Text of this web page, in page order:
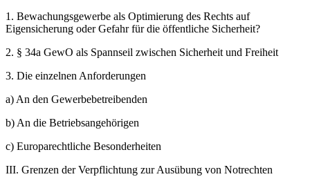
1. Bewachungsgewerbe als Optimierung des Rechts auf
Eigensicherung oder Gefahr für die öffentliche Sicherheit?
2. § 34a GewO als Spannseil zwischen Sicherheit und Freiheit
3. Die einzelnen Anforderungen
a) An den Gewerbebetreibenden
b) An die Betriebsangehörigen
c) Europarechtliche Besonderheiten
III. Grenzen der Verpflichtung zur Ausübung von Notrechten